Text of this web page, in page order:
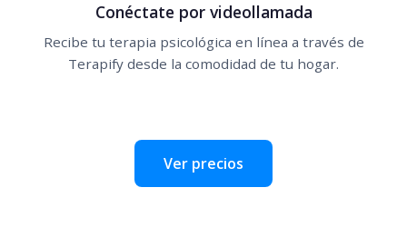
Conéctate por videollamada
Recibe tu terapia psicológica en línea a través de
Terapify desde la comodidad de tu hogar.
Ver precios